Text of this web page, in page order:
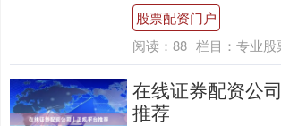
股票配资门户
阅读： 88 栏目： 专业股
在线证券配资公
推荐